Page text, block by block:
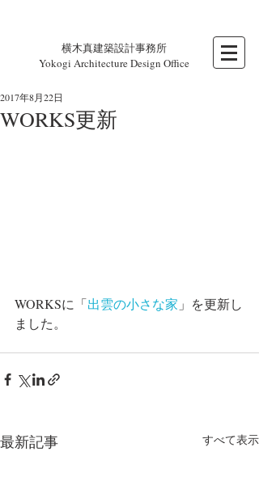
横木真建築設計事務所
Yokogi Architecture Design Office
WORKS更新
2017年8月22日
WORKSに「出雲の小さな家 」を更新し
ました。
最新記事 すべて表示